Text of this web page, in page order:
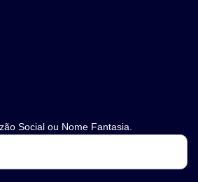
Social ou Nome Fantasia.